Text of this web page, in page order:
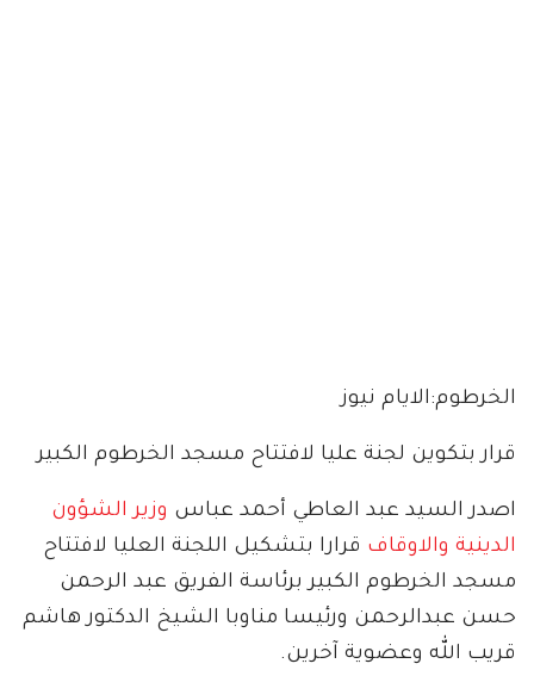
الخرطوم:الايام نيوز
قرار بتكوين لجنة عليا لافتتاح مسجد الخرطوم الكبير
اصدر السيد عبد العاطي أحمد عباس وزير الشؤون
الدينية والاوقاف قرارا بتشكيل اللجنة العليا لافتتاح
مسجد الخرطوم الكبير برئاسة الفريق عبد الرحمن
حسن عبدالرحمن ورئيسا مناوبا الشيخ الدكتور هاشم
قريب الله وعضوية آخرين.